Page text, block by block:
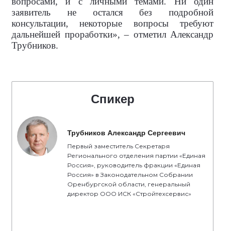
заявитель не остался без подробной
консультации, некоторые вопросы требуют
дальнейшей проработки», – отметил Александр
Трубников.
Спикер
Трубников Александр Сергеевич
Первый заместитель Секретаря
Регионального отделения партии «Единая
Россия», руководитель фракции «Единая
Россия» в Законодательном Собрании
Оренбургской области, генеральный
директор ООО ИСК «Стройтехсервис»